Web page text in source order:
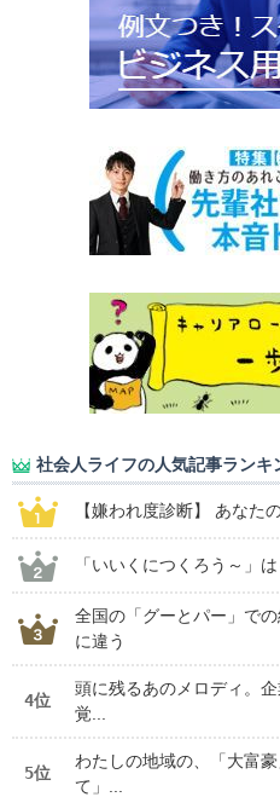
社会人ライフの人気記事ランキ
【嫌われ度診断】 あなた
「いいくにつくろう～」
全国の「グーとパー」で
に違う
4位
頭に残るあのメロディ。
覚...
5位
わたしの地域の、「大富
て」...